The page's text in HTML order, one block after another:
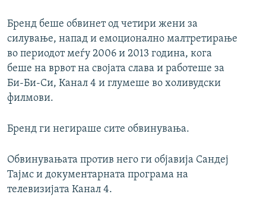
Бренд беше обвинет од четири жени за
силување, напад и емоционално малтретирање
во периодот меѓу 2006 и 2013 година, кога
беше на врвот на својата слава и работеше за
Би-Би-Си, Канал 4 и глумеше во холивудски
филмови.
Бренд ги негираше сите обвинувања.
Обвинувањата против него ги објавија Сандеј
Тајмс и документарната програма на
телевизијата Канал 4.